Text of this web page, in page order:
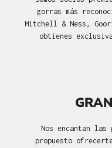
gorras más
Mitchell & Ness,
obtienes
Nos encantan las
propuesto